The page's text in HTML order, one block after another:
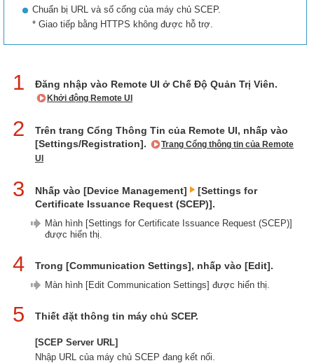
Chuẩn bị URL và số cổng của máy chủ SCEP.
* Giao tiếp bằng HTTPS không được hỗ trợ.
1 Đăng nhập vào Remote UI ở Chế Độ Quản Trị Viên.
Khởi động Remote UI
2
Trên trang Cổng Thông Tin của Remote UI, nhấp vào
[Settings/Registration].
Trang Cổng thông tin của Remote
UI
3 Nhấp vào [Device Management]
[Settings for
Certificate Issuance Request (SCEP)].
Màn hình [Settings for Certificate Issuance Request (SCEP)]
được hiển thị.
4 Trong [Communication Settings], nhấp vào [Edit].
Màn hình [Edit Communication Settings] được hiển thị.
5 Thiết đặt thông tin máy chủ SCEP.
[SCEP Server URL]
Nhập URL của máy chủ SCEP đang kết nối.